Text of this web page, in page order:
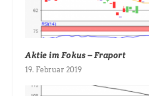
Aktie im Fokus – Fraport
19. Februar 2019